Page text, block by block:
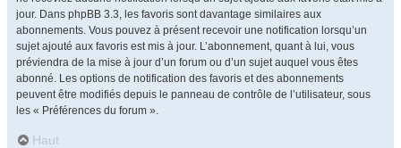
jour. Dans phpBB 3.3, les favoris sont davantage similaires aux
abonnements. Vous pouvez à présent recevoir une notification lorsqu’un
sujet ajouté aux favoris est mis à jour. L’abonnement, quant à lui, vous
préviendra de la mise à jour d’un forum ou d’un sujet auquel vous êtes
abonné. Les options de notification des favoris et des abonnements
peuvent être modifiés depuis le panneau de contrôle de l’utilisateur, sous
les « Préférences du forum ».
Haut